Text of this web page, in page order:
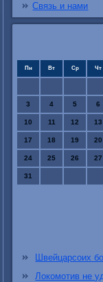
Связь и нами
Пн Вт Ср Чт
3 4 5 6
10 11 12 13
17 18 19 20
24 25 26 27
31
Швейцарсоих
Локомотив не